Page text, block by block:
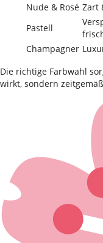
Nude & Rosé Zart
Pastell
Champagner
Die richtige Farbwahl
wirkt, sondern